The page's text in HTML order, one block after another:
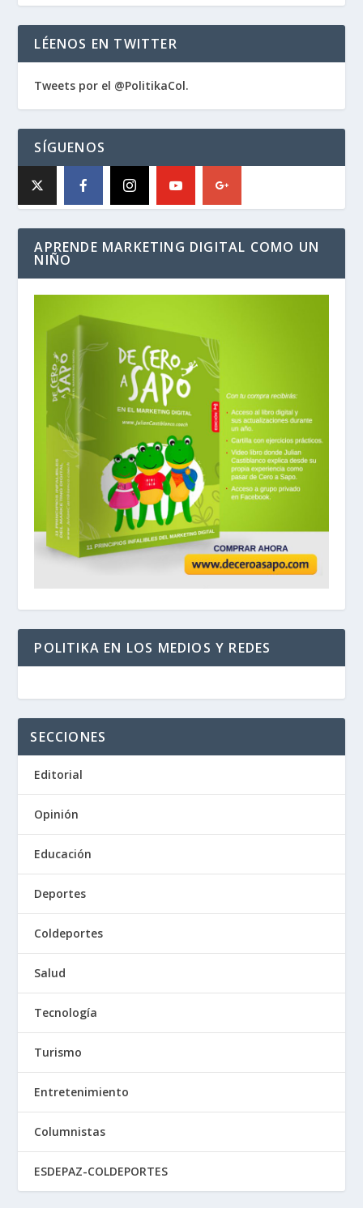
LÉENOS EN TWITTER
Tweets por el @PolitikaCol.
SÍGUENOS
APRENDE MARKETING DIGITAL COMO UN
NIÑO
POLITIKA EN LOS MEDIOS Y REDES
SECCIONES
Editorial
Opinión
Educación
Deportes
Coldeportes
Salud
Tecnología
Turismo
Entretenimiento
Columnistas
ESDEPAZ-COLDEPORTES